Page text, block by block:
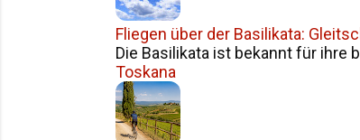
Fliegen über der Basilikata:
Die Basilikata ist bekannt für ihre
Toskana